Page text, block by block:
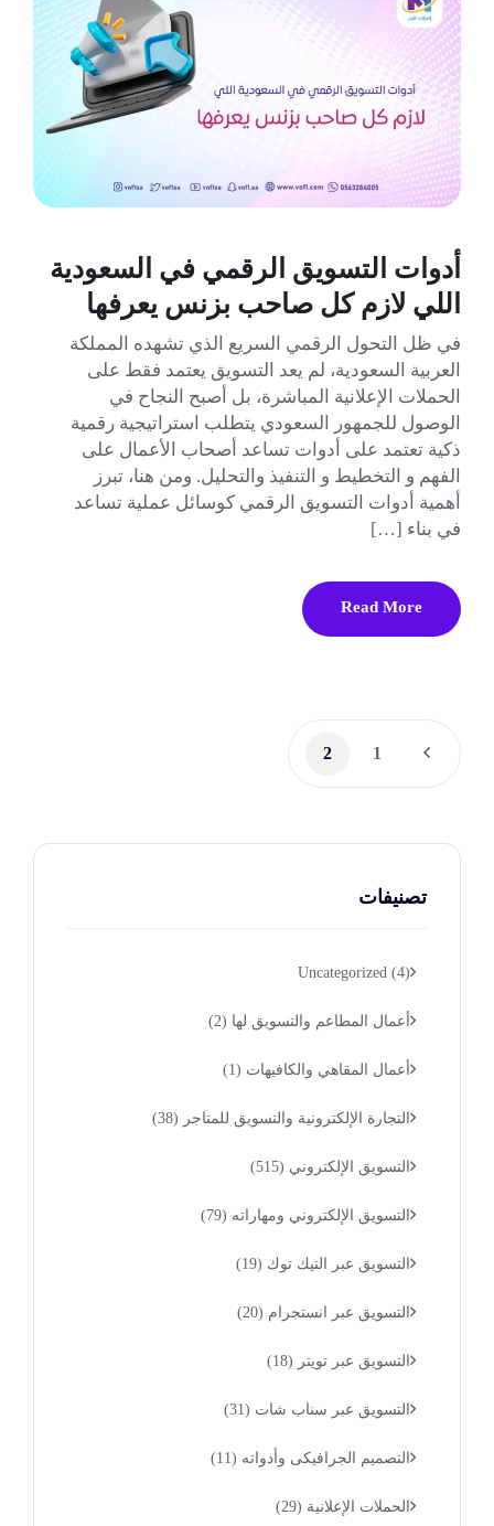
أدوات التسويق الرقمي في السعودية
اللي لازم كل صاحب بزنس يعرفها
في ظل التحول الرقمي السريع الذي تشهده المملكة
العربية السعودية، لم يعد التسويق يعتمد فقط على
الحملات الإعلانية المباشرة، بل أصبح النجاح في
الوصول للجمهور السعودي يتطلب استراتيجية رقمية
ذكية تعتمد على أدوات تساعد أصحاب الأعمال على
الفهم و التخطيط و التنفيذ والتحليل. ومن هنا، تبرز
أهمية أدوات التسويق الرقمي كوسائل عملية تساعد
في بناء […]
Read More
1
2
تصنيفات
Uncategorized (4)
أعمال المطاعم والتسويق لها (2)
أعمال المقاهي والكافيهات (1)
التجارة الإلكترونية والتسويق للمتاجر (38)
التسويق الإلكتروني (515)
التسويق الإلكتروني ومهاراته (79)
التسويق عبر التيك توك (19)
التسويق عبر انستجرام (20)
التسويق عبر تويتر (18)
التسويق عبر سناب شات (31)
التصميم الجرافيكى وأدواته (11)
الحملات الإعلانية (29)